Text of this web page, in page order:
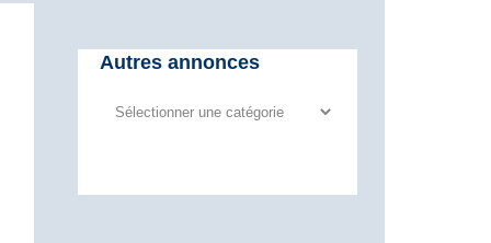
Autres annonces